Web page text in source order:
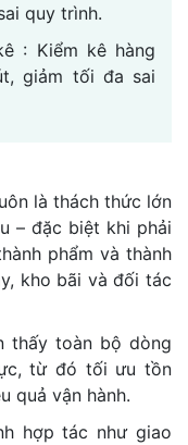
quy trình.
: Kiểm kê hàng
giảm tối đa sai
là thách thức lớn
– đặc biệt khi phải
phẩm và thành
kho bãi và đối tác
thấy toàn bộ dòng
từ đó tối ưu tồn
quả vận hành.
hợp tác như giao